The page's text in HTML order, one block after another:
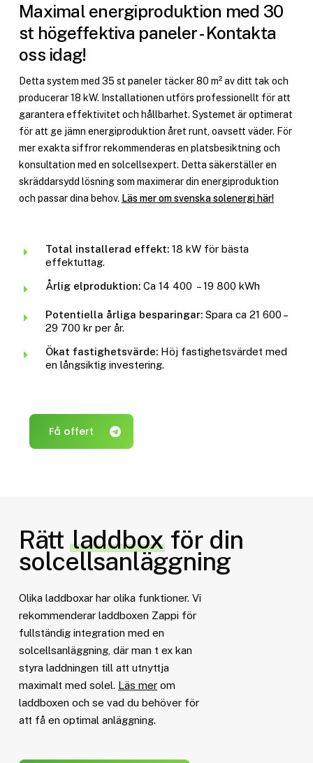
Maximal energiproduktion med 30
st högeffektiva paneler - Kontakta
oss idag!
Detta system med 35 st paneler täcker 80 m² av ditt tak och
producerar 18 kW. Installationen utförs professionellt för att
garantera effektivitet och hållbarhet. Systemet är optimerat
för att ge jämn energiproduktion året runt, oavsett väder. För
mer exakta siffror rekommenderas en platsbesiktning och
konsultation med en solcellsexpert. Detta säkerställer en
skräddarsydd lösning som maximerar din energiproduktion
och passar dina behov. Läs mer om svenska solenergi här!
Total installerad effekt: 18 kW för bästa
effektuttag.
Årlig elproduktion:Ca 14 400 – 19 800 kWh
Potentiella årliga besparingar: Spara ca 21 600 –
29 700 kr per år.
Ökat fastighetsvärde: Höj fastighetsvärdet med
en långsiktig investering.
Få offert
Rätt laddbox för din
solcellsanläggning
Olika laddboxar har olika funktioner. Vi
rekommenderar laddboxen Zappi för
fullständig integration med en
solcellsanläggning, där man t ex kan
styra laddningen till att utnyttja
maximalt med solel. Läs merom
laddboxen och se vad du behöver för
att få en optimal anläggning.